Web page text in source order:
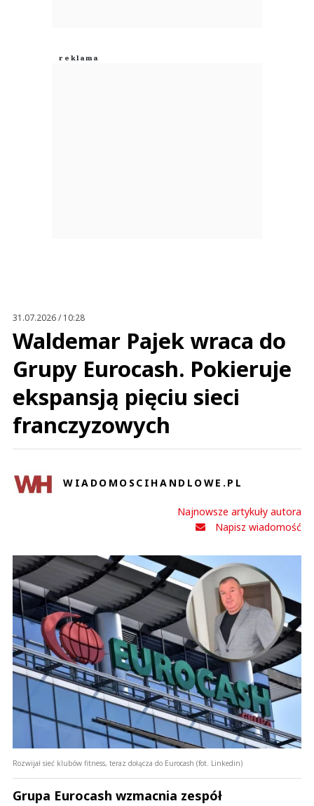
31.07.2026 / 10:28
Waldemar Pajek wraca do
Grupy Eurocash. Pokieruje
ekspansją pięciu sieci
franczyzowych
WIADOMOSCIHANDLOWE.PL
Najnowsze artykuły autora
Napisz wiadomość
Rozwijał sieć klubów fitness, teraz dołącza do Eurocash (fot. Linkedin)
Grupa Eurocash wzmacnia zespół